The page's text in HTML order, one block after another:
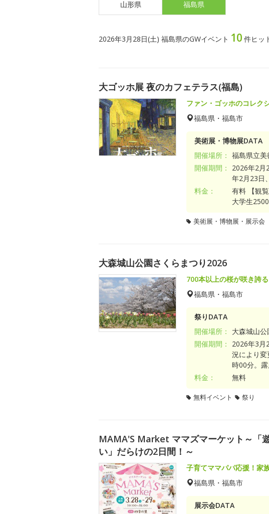
山形県 福島県
2026年3月28日(土) 福島県のGWイベント 10 件ヒッ
大ゴッホ展 夜のカフェテラス(福島)
ファン・ゴッホのコレク
福島県・福島市
美術展・博物展DATA
開催場所： 福島県立美
開催期間：
2026年2月
年2月23日
料金：
有料 【観
大学生
美術展・博物展・展示会
大森城山公園さくらまつり2026
700本以上の桜が咲き誇る
福島県・福島市
祭りDATA
開催場所：
大森城山公
開催期間：
2026年3月
況により
時00分。
料金：
無料
無料イベント 祭り
MAMA'S Market ママズマーケット～「
い」だらけの2日間！～
子育てママパパ応援！家
福島県・福島市
展示会DATA